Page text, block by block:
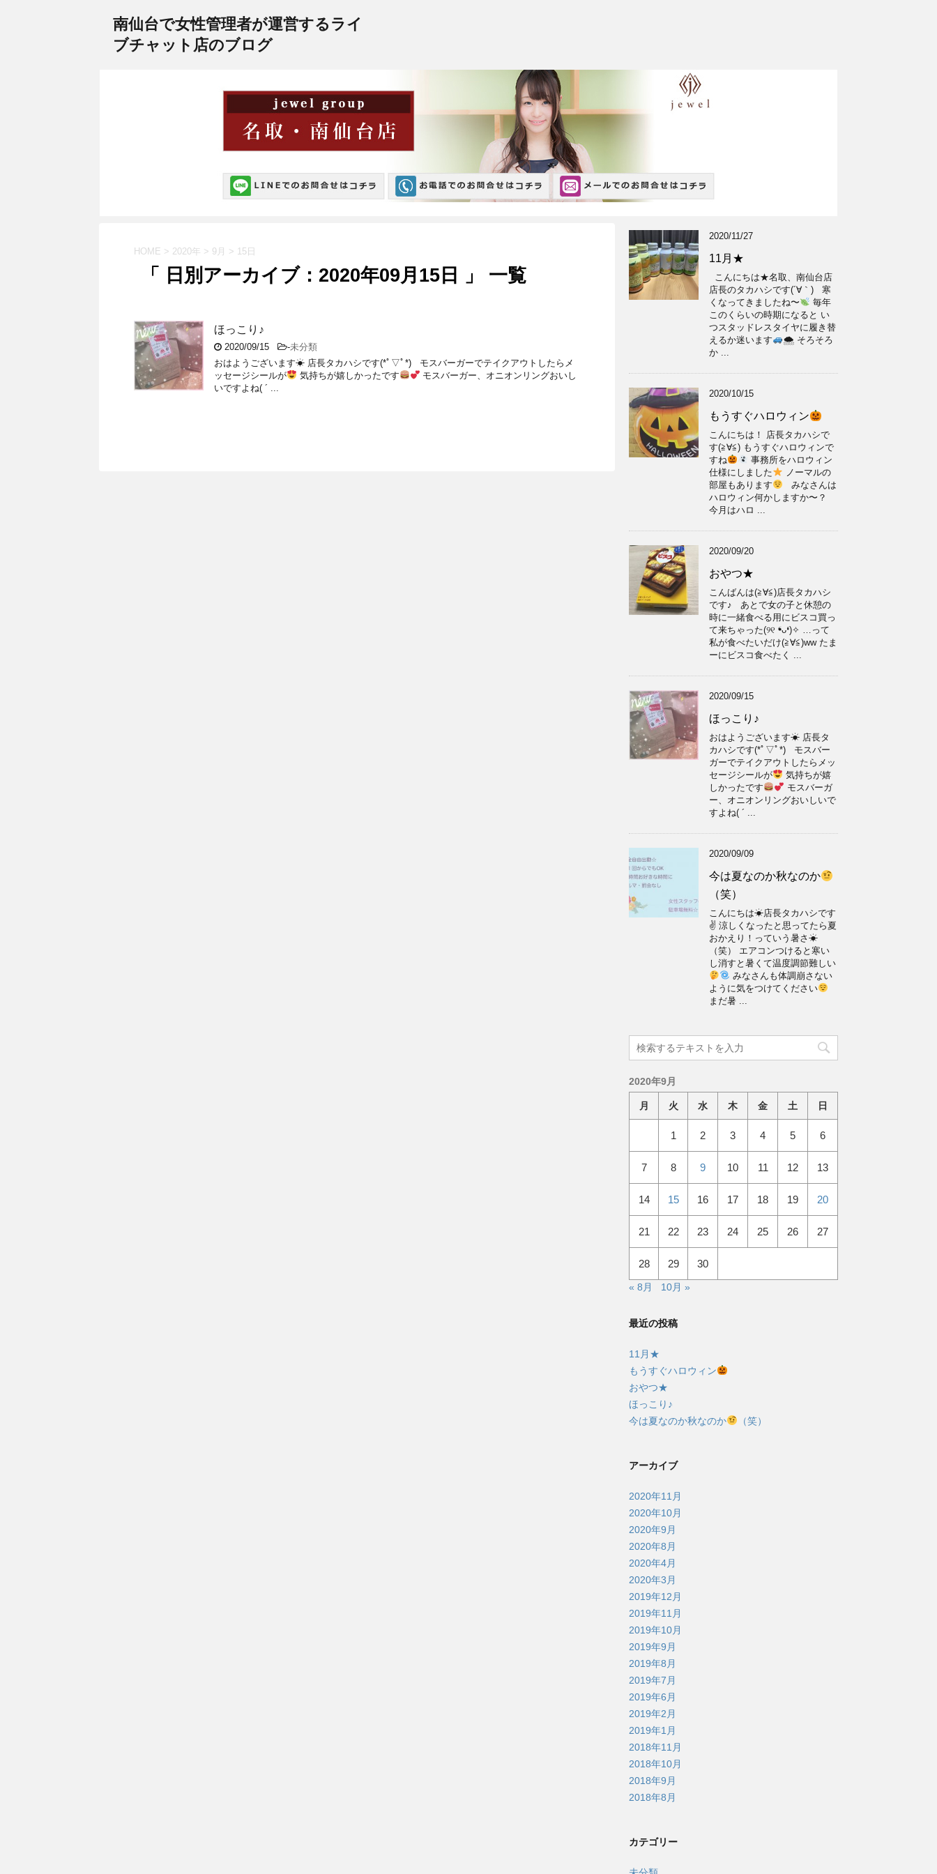
南仙台で女性管理者が運営するライ
ブチャット店のブログ
HOME > 2020年 > 9月 > 15日
「 日別アーカイブ：2020年09月15日 」 一覧
ほっこり♪
2020/09/15 -未分類
おはようございます☀ 店長タカハシです(*ﾟ▽ﾟ*) モスバーガーでテイクアウトしたらメ
ッセージシールが
気持ちが嬉しかったです
モスバーガー、オニオンリングおいし
いですよね( ´ ...
2020/11/27
11月★
こんにちは★名取、南仙台店
店長のタカハシです(´∀｀) 寒
くなってきましたね〜
毎年
このくらいの時期になると い
つスタッドレスタイヤに履き替
えるか迷います
🌨 そろそろ
か ...
2020/10/15
もうすぐハロウィン
こんにちは！ 店長タカハシで
す(≧∀≦) もうすぐハロウィンで
すね
事務所をハロウィン
仕様にしました
ノーマルの
部屋もあります
みなさんは
ハロウィン何かしますか〜？
今月はハロ ...
2020/09/20
おやつ★
こんばんは(≧∀≦)店長タカハシ
です♪ あとで女の子と休憩の
時に一緒食べる用にビスコ買っ
て来ちゃった(୨୧ ❛︎ᴗ❛︎)✧︎ …って
私が食べたいだけ(≧∀≦)ww たま
ーにビスコ食べたく ...
2020/09/15
ほっこり♪
おはようございます☀ 店長タ
カハシです(*ﾟ▽ﾟ*) モスバー
ガーでテイクアウトしたらメッ
セージシールが
気持ちが嬉
しかったです
モスバーガ
ー、オニオンリングおいしいで
すよね( ´ ...
2020/09/09
今は夏なのか秋なのか
（笑）
こんにちは☀店長タカハシです
✌ 涼しくなったと思ってたら夏
おかえり！っていう暑さ☀
（笑） エアコンつけると寒い
し消すと暑くて温度調節難しい
みなさんも体調崩さない
ように気をつけてください
まだ暑 ...
2020年9月
月 火 水 木 金 土 日
1 2 3 4 5 6
7 8 9 10 11 12 13
14 15 16 17 18 19 20
21 22 23 24 25 26 27
28 29 30
« 8月 10月 »
最近の投稿
11月★
もうすぐハロウィン
おやつ★
ほっこり♪
今は夏なのか秋なのか
（笑）
アーカイブ
2020年11月
2020年10月
2020年9月
2020年8月
2020年4月
2020年3月
2019年12月
2019年11月
2019年10月
2019年9月
2019年8月
2019年7月
2019年6月
2019年2月
2019年1月
2018年11月
2018年10月
2018年9月
2018年8月
カテゴリー